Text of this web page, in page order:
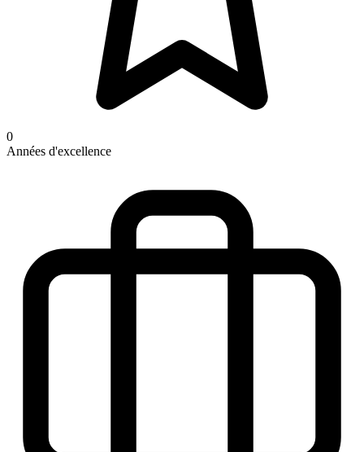
0
Années d'excellence